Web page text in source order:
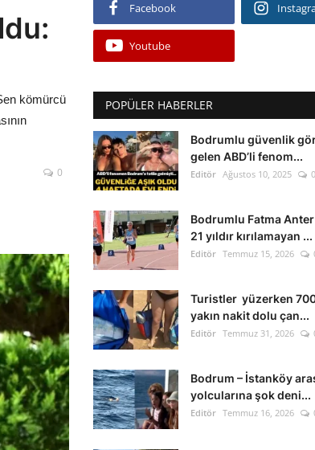
kömürcü
0
Facebook
Youtube
POPÜLER HABERLER
Bodrumlu güvenlik
gelen ABD’li fenom...
Editör Ağustos 10, 2025 0
Bodrumlu Fatma
21 yıldır kırılamayan ...
Editör Temmuz 15, 2026
Turistler yüzerken
yakın nakit dolu çan...
Editör Temmuz 31, 2026
Bodrum – İstanköy
yolcularına şok deni...
Editör Temmuz 16, 2026